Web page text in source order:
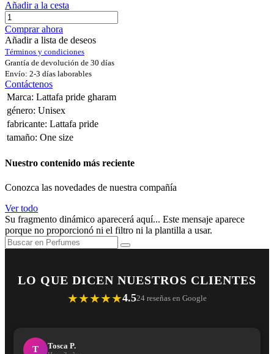
Añadir a la cesta
Comprar ahora
Añadir a lista de deseos
Términos y condiciones
Grantía de devolución de 30 días
Envío: 2-3 días laborables
Contáctenos
Marca: Lattafa pride gharam
género: Unisex
fabricante: Lattafa pride
tamaño: One size
Nuestro contenido más reciente
Conozca las novedades de nuestra compañía
Ver todo
Su fragmento dinámico aparecerá aquí... Este mensaje aparece
porque no proporcionó ni el filtro ni la plantilla a usar.
LO QUE DICEN NUESTROS CLIENTES
★★★★★4.524 reseñas en Google
T Tosca P.